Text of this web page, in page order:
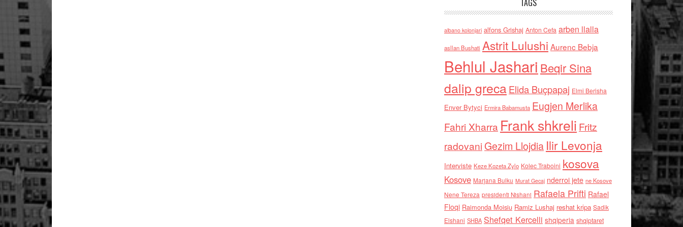
TAGS
albano kolonjari alfons Grishaj Anton Cefa arben llalla
asllan Bushati Astrit Lulushi Aurenc Bebja
Behlul Jashari Beqir Sina
dalip grecaElida Buçpapaj Elmi Berisha
Enver Bytyci Ermira Babamusta Eugjen Merlika
Fahri Xharra Frank shkreli Fritz
radovaniGezim Llojdia Ilir Levonja
Interviste Keze Kozeta Zylo Kolec Traboini kosova
Kosove Marjana Bulku Murat Gecaj nderroi jete ne Kosove
Nene Tereza presidenti Nishani Rafaela Prifti Rafael
Floqi Raimonda Moisiu Ramiz Lushaj reshat kripa Sadik
Elshani SHBA Shefqet Kercelli shqiperia shqiptaret